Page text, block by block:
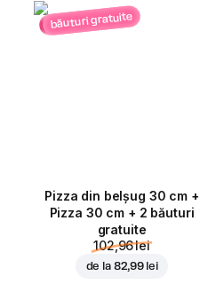
băuturi gratuite
Pizza din belșug 30 cm +
Pizza 30 cm + 2 băuturi
gratuite
102,96 lei
de la 82,99 lei